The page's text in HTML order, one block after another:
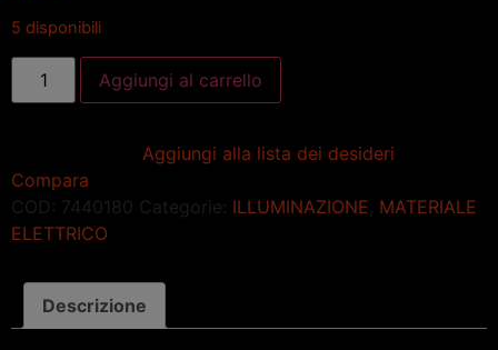
5 disponibili
Aggiungi al carrello
Aggiungi alla lista dei desideri
Compara
COD: 7440180 Categorie: ILLUMINAZIONE MATERIALE
ELETTRICO
Descrizione